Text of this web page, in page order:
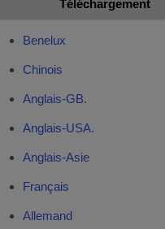
Téléchargement
Benelux
Chinois
Anglais-GB.
Anglais-USA.
Anglais-Asie
Français
Allemand